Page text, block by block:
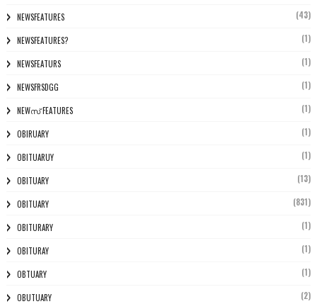
NEWSFEATURES (43)
NEWSFEATURES? (1)
NEWSFEATURS (1)
NEWSFRSDGG (1)
NEWസ് FEATURES (1)
OBIRUARY (1)
OBITUARUY (1)
OBITUARY (13)
OBITUARY (831)
OBITURARY (1)
OBITURAY (1)
OBTUARY (1)
OBUTUARY (2)